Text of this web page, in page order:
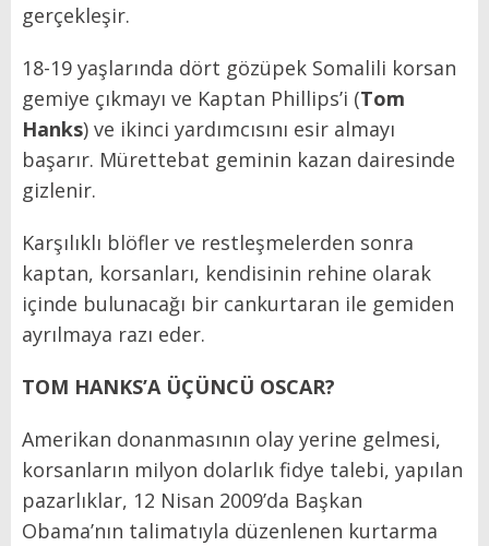
gerçekleşir.
18-19 yaşlarında dört gözüpek Somalili korsan
gemiye çıkmayı ve Kaptan Phillips’i (Tom
Hanks) ve ikinci yardımcısını esir almayı
başarır. Mürettebat geminin kazan dairesinde
gizlenir.
Karşılıklı blöfler ve restleşmelerden sonra
kaptan, korsanları, kendisinin rehine olarak
içinde bulunacağı bir cankurtaran ile gemiden
ayrılmaya razı eder.
TOM HANKS’A ÜÇÜNCÜ OSCAR?
Amerikan donanmasının olay yerine gelmesi,
korsanların milyon dolarlık fidye talebi, yapılan
pazarlıklar, 12 Nisan 2009’da Başkan
Obama’nın talimatıyla düzenlenen kurtarma